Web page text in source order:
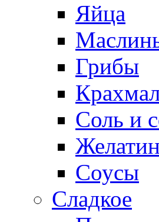
Яйца
Грибы
Соль и
Желатин
Соусы
Сладкое